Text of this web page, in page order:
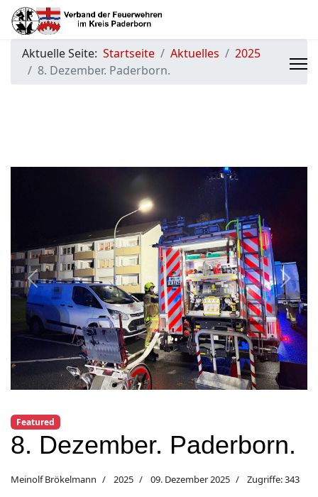
Aktuelle Seite: Startseite Aktuelles
2025
8. Dezember. Paderborn.
Previous Next
Featured
8. Dezember. Paderborn.
Meinolf Brökelmann 2025 09. Dezember 2025 Zugriffe: 343